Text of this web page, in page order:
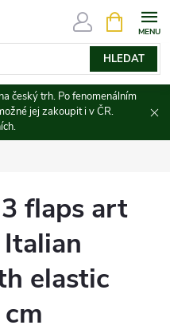
HLEDAT
NÁKUPNÍ
KOŠÍK
český trh. Po fenomenálním
jej zakoupit i v ČR.
flaps art
elastic